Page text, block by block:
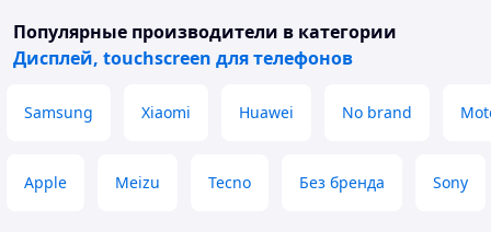
Популярные производители в категории
Дисплей, touchscreen для телефонов
Samsung Xiaomi Huawei No brand
Apple Meizu Tecno Без бренда Sony